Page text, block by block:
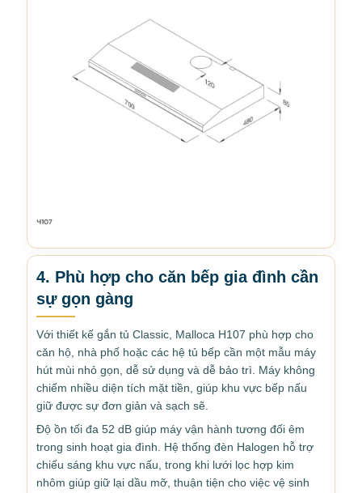
4. Phù hợp cho căn bếp gia đình cần
sự gọn gàng
Với thiết kế gắn tủ Classic, Malloca H107 phù hợp cho
căn hộ, nhà phố hoặc các hệ tủ bếp cần một mẫu máy
hút mùi nhỏ gọn, dễ sử dụng và dễ bảo trì. Máy không
chiếm nhiều diện tích mặt tiền, giúp khu vực bếp nấu
giữ được sự đơn giản và sạch sẽ.
Độ ồn tối đa 52 dB giúp máy vận hành tương đối êm
trong sinh hoạt gia đình. Hệ thống đèn Halogen hỗ trợ
chiếu sáng khu vực nấu, trong khi lưới lọc hợp kim
nhôm giúp giữ lại dầu mỡ, thuận tiện cho việc vệ sinh